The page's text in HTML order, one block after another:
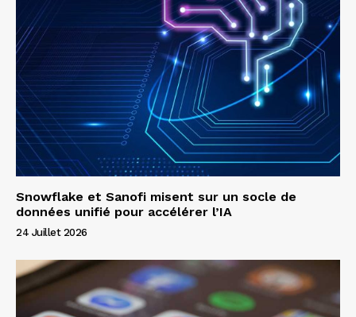
Snowflake et Sanofi misent sur un socle de
données unifié pour accélérer l’IA
24 Juillet 2026